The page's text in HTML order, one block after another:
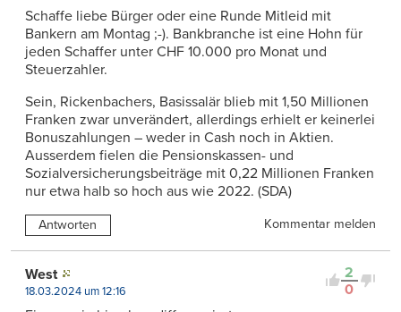
Schaffe liebe Bürger oder eine Runde Mitleid mit
Bankern am Montag ;-). Bankbranche ist eine Hohn für
jeden Schaffer unter CHF 10.000 pro Monat und
Steuerzahler.
Sein, Rickenbachers, Basissalär blieb mit 1,50 Millionen
Franken zwar unverändert, allerdings erhielt er keinerlei
Bonuszahlungen – weder in Cash noch in Aktien.
Ausserdem fielen die Pensionskassen- und
Sozialversicherungsbeiträge mit 0,22 Millionen Franken
nur etwa halb so hoch aus wie 2022. (SDA)
Antworten Kommentar melden
2
0
West
18.03.2024 um 12:16